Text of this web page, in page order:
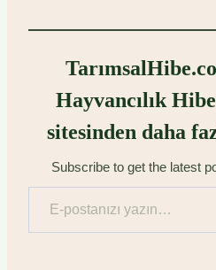
Hayvancılık Hibe
sitesinden daha
Subscribe to get the latest
E-postanızı yazın…